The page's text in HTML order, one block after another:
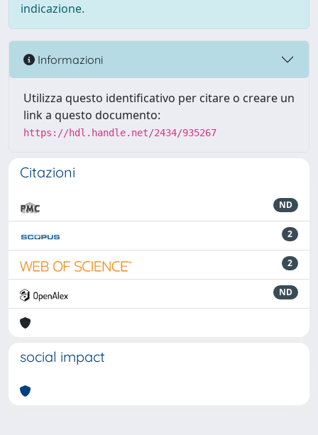
indicazione.
Informazioni
Utilizza questo identificativo per citare o creare un
link a questo documento:
https://hdl.handle.net/2434/935267
Citazioni
ND
2
2
ND
social impact